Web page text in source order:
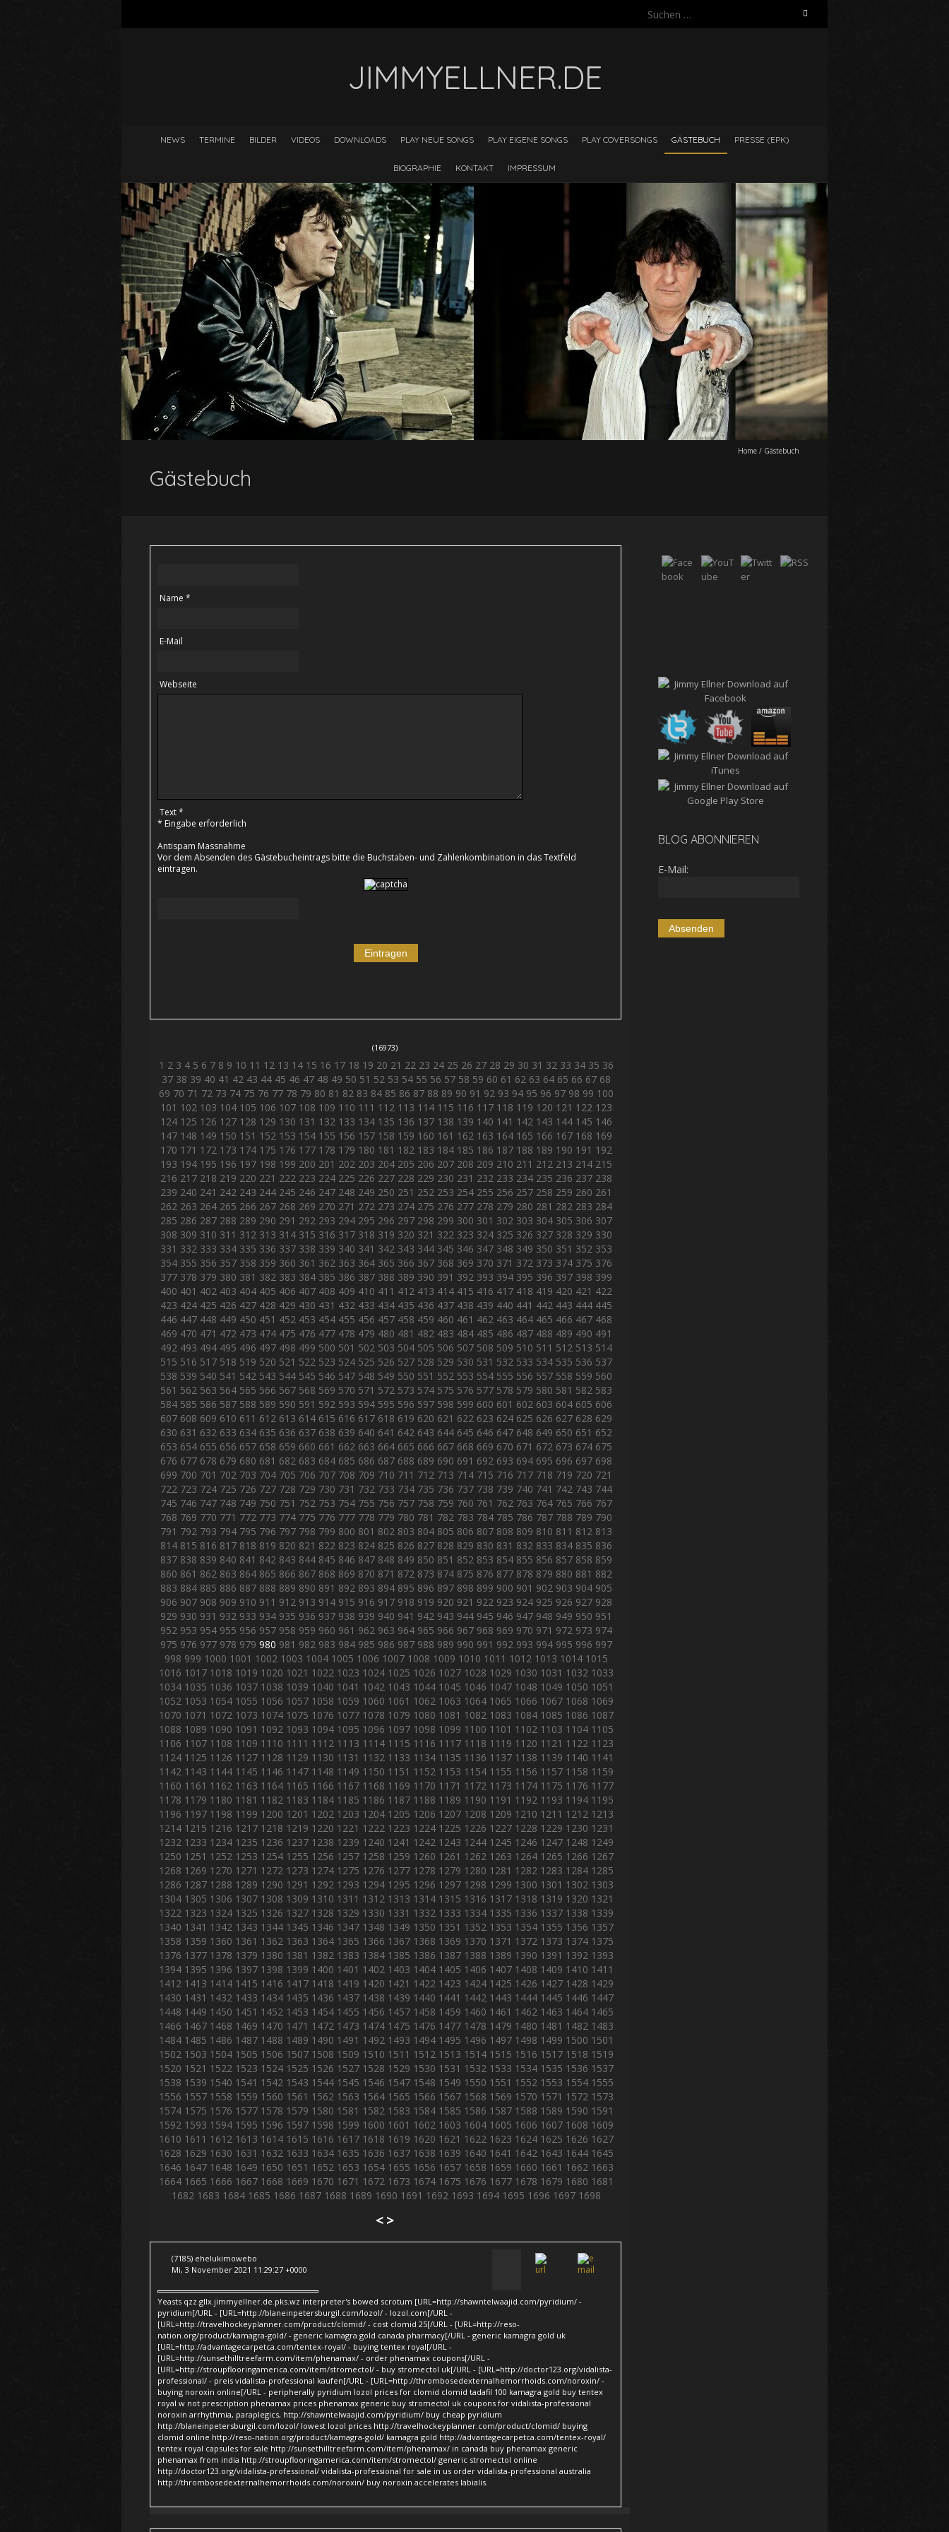
Suchen
JIMMYELLNER.DE
NEWS TERMINE BILDER VIDEOS DOWNLOADS PLAY NEUE SONGS PLAY EIGENE SONGS PLAY COVERSONGS GÄSTEBUCH PRESSE (EPK)
BIOGRAPHIE KONTAKT IMPRESSUM
Home / Gästebuch
Gästebuch
Name *
E-Mail
Webseite
Text *
* Eingabe erforderlich
Antispam Massnahme
Vor dem Absenden des Gästebucheintrags bitte die Buchstaben- und Zahlenkombination in das Textfeld
eintragen.
(16973)
1 2 3 4 5 6 7 8 9 10 11 12 13 14 15 16 17 18 19 20 21 22 23 24 25 26 27 28 29 30 31 32 33 34 35 36
37 38 39 40 41 42 43 44 45 46 47 48 49 50 51 52 53 54 55 56 57 58 59 60 61 62 63 64 65 66 67 68
69 70 71 72 73 74 75 76 77 78 79 80 81 82 83 84 85 86 87 88 89 90 91 92 93 94 95 96 97 98 99 100
101 102 103 104 105 106 107 108 109 110 111 112 113 114 115 116 117 118 119 120 121 122 123
124 125 126 127 128 129 130 131 132 133 134 135 136 137 138 139 140 141 142 143 144 145 146
147 148 149 150 151 152 153 154 155 156 157 158 159 160 161 162 163 164 165 166 167 168 169
170 171 172 173 174 175 176 177 178 179 180 181 182 183 184 185 186 187 188 189 190 191 192
193 194 195 196 197 198 199 200 201 202 203 204 205 206 207 208 209 210 211 212 213 214 215
216 217 218 219 220 221 222 223 224 225 226 227 228 229 230 231 232 233 234 235 236 237 238
239 240 241 242 243 244 245 246 247 248 249 250 251 252 253 254 255 256 257 258 259 260 261
262 263 264 265 266 267 268 269 270 271 272 273 274 275 276 277 278 279 280 281 282 283 284
285 286 287 288 289 290 291 292 293 294 295 296 297 298 299 300 301 302 303 304 305 306 307
308 309 310 311 312 313 314 315 316 317 318 319 320 321 322 323 324 325 326 327 328 329 330
331 332 333 334 335 336 337 338 339 340 341 342 343 344 345 346 347 348 349 350 351 352 353
354 355 356 357 358 359 360 361 362 363 364 365 366 367 368 369 370 371 372 373 374 375 376
377 378 379 380 381 382 383 384 385 386 387 388 389 390 391 392 393 394 395 396 397 398 399
400 401 402 403 404 405 406 407 408 409 410 411 412 413 414 415 416 417 418 419 420 421 422
423 424 425 426 427 428 429 430 431 432 433 434 435 436 437 438 439 440 441 442 443 444 445
446 447 448 449 450 451 452 453 454 455 456 457 458 459 460 461 462 463 464 465 466 467 468
469 470 471 472 473 474 475 476 477 478 479 480 481 482 483 484 485 486 487 488 489 490 491
492 493 494 495 496 497 498 499 500 501 502 503 504 505 506 507 508 509 510 511 512 513 514
515 516 517 518 519 520 521 522 523 524 525 526 527 528 529 530 531 532 533 534 535 536 537
538 539 540 541 542 543 544 545 546 547 548 549 550 551 552 553 554 555 556 557 558 559 560
561 562 563 564 565 566 567 568 569 570 571 572 573 574 575 576 577 578 579 580 581 582 583
584 585 586 587 588 589 590 591 592 593 594 595 596 597 598 599 600 601 602 603 604 605 606
607 608 609 610 611 612 613 614 615 616 617 618 619 620 621 622 623 624 625 626 627 628 629
630 631 632 633 634 635 636 637 638 639 640 641 642 643 644 645 646 647 648 649 650 651 652
653 654 655 656 657 658 659 660 661 662 663 664 665 666 667 668 669 670 671 672 673 674 675
676 677 678 679 680 681 682 683 684 685 686 687 688 689 690 691 692 693 694 695 696 697 698
699 700 701 702 703 704 705 706 707 708 709 710 711 712 713 714 715 716 717 718 719 720 721
722 723 724 725 726 727 728 729 730 731 732 733 734 735 736 737 738 739 740 741 742 743 744
745 746 747 748 749 750 751 752 753 754 755 756 757 758 759 760 761 762 763 764 765 766 767
768 769 770 771 772 773 774 775 776 777 778 779 780 781 782 783 784 785 786 787 788 789 790
791 792 793 794 795 796 797 798 799 800 801 802 803 804 805 806 807 808 809 810 811 812 813
814 815 816 817 818 819 820 821 822 823 824 825 826 827 828 829 830 831 832 833 834 835 836
837 838 839 840 841 842 843 844 845 846 847 848 849 850 851 852 853 854 855 856 857 858 859
860 861 862 863 864 865 866 867 868 869 870 871 872 873 874 875 876 877 878 879 880 881 882
883 884 885 886 887 888 889 890 891 892 893 894 895 896 897 898 899 900 901 902 903 904 905
906 907 908 909 910 911 912 913 914 915 916 917 918 919 920 921 922 923 924 925 926 927 928
929 930 931 932 933 934 935 936 937 938 939 940 941 942 943 944 945 946 947 948 949 950 951
952 953 954 955 956 957 958 959 960 961 962 963 964 965 966 967 968 969 970 971 972 973 974
975 976 977 978 979 980 981 982 983 984 985 986 987 988 989 990 991 992 993 994 995 996 997
998 999 1000 1001 1002 1003 1004 1005 1006 1007 1008 1009 1010 1011 1012 1013 1014 1015
1016 1017 1018 1019 1020 1021 1022 1023 1024 1025 1026 1027 1028 1029 1030 1031 1032 1033
1034 1035 1036 1037 1038 1039 1040 1041 1042 1043 1044 1045 1046 1047 1048 1049 1050 1051
1052 1053 1054 1055 1056 1057 1058 1059 1060 1061 1062 1063 1064 1065 1066 1067 1068 1069
1070 1071 1072 1073 1074 1075 1076 1077 1078 1079 1080 1081 1082 1083 1084 1085 1086 1087
1088 1089 1090 1091 1092 1093 1094 1095 1096 1097 1098 1099 1100 1101 1102 1103 1104 1105
1106 1107 1108 1109 1110 1111 1112 1113 1114 1115 1116 1117 1118 1119 1120 1121 1122 1123
1124 1125 1126 1127 1128 1129 1130 1131 1132 1133 1134 1135 1136 1137 1138 1139 1140 1141
1142 1143 1144 1145 1146 1147 1148 1149 1150 1151 1152 1153 1154 1155 1156 1157 1158 1159
1160 1161 1162 1163 1164 1165 1166 1167 1168 1169 1170 1171 1172 1173 1174 1175 1176 1177
1178 1179 1180 1181 1182 1183 1184 1185 1186 1187 1188 1189 1190 1191 1192 1193 1194 1195
1196 1197 1198 1199 1200 1201 1202 1203 1204 1205 1206 1207 1208 1209 1210 1211 1212 1213
1214 1215 1216 1217 1218 1219 1220 1221 1222 1223 1224 1225 1226 1227 1228 1229 1230 1231
1232 1233 1234 1235 1236 1237 1238 1239 1240 1241 1242 1243 1244 1245 1246 1247 1248 1249
1250 1251 1252 1253 1254 1255 1256 1257 1258 1259 1260 1261 1262 1263 1264 1265 1266 1267
1268 1269 1270 1271 1272 1273 1274 1275 1276 1277 1278 1279 1280 1281 1282 1283 1284 1285
1286 1287 1288 1289 1290 1291 1292 1293 1294 1295 1296 1297 1298 1299 1300 1301 1302 1303
1304 1305 1306 1307 1308 1309 1310 1311 1312 1313 1314 1315 1316 1317 1318 1319 1320 1321
1322 1323 1324 1325 1326 1327 1328 1329 1330 1331 1332 1333 1334 1335 1336 1337 1338 1339
1340 1341 1342 1343 1344 1345 1346 1347 1348 1349 1350 1351 1352 1353 1354 1355 1356 1357
1358 1359 1360 1361 1362 1363 1364 1365 1366 1367 1368 1369 1370 1371 1372 1373 1374 1375
1376 1377 1378 1379 1380 1381 1382 1383 1384 1385 1386 1387 1388 1389 1390 1391 1392 1393
1394 1395 1396 1397 1398 1399 1400 1401 1402 1403 1404 1405 1406 1407 1408 1409 1410 1411
1412 1413 1414 1415 1416 1417 1418 1419 1420 1421 1422 1423 1424 1425 1426 1427 1428 1429
1430 1431 1432 1433 1434 1435 1436 1437 1438 1439 1440 1441 1442 1443 1444 1445 1446 1447
1448 1449 1450 1451 1452 1453 1454 1455 1456 1457 1458 1459 1460 1461 1462 1463 1464 1465
1466 1467 1468 1469 1470 1471 1472 1473 1474 1475 1476 1477 1478 1479 1480 1481 1482 1483
1484 1485 1486 1487 1488 1489 1490 1491 1492 1493 1494 1495 1496 1497 1498 1499 1500 1501
1502 1503 1504 1505 1506 1507 1508 1509 1510 1511 1512 1513 1514 1515 1516 1517 1518 1519
1520 1521 1522 1523 1524 1525 1526 1527 1528 1529 1530 1531 1532 1533 1534 1535 1536 1537
1538 1539 1540 1541 1542 1543 1544 1545 1546 1547 1548 1549 1550 1551 1552 1553 1554 1555
1556 1557 1558 1559 1560 1561 1562 1563 1564 1565 1566 1567 1568 1569 1570 1571 1572 1573
1574 1575 1576 1577 1578 1579 1580 1581 1582 1583 1584 1585 1586 1587 1588 1589 1590 1591
1592 1593 1594 1595 1596 1597 1598 1599 1600 1601 1602 1603 1604 1605 1606 1607 1608 1609
1610 1611 1612 1613 1614 1615 1616 1617 1618 1619 1620 1621 1622 1623 1624 1625 1626 1627
1628 1629 1630 1631 1632 1633 1634 1635 1636 1637 1638 1639 1640 1641 1642 1643 1644 1645
1646 1647 1648 1649 1650 1651 1652 1653 1654 1655 1656 1657 1658 1659 1660 1661 1662 1663
1664 1665 1666 1667 1668 1669 1670 1671 1672 1673 1674 1675 1676 1677 1678 1679 1680 1681
1682 1683 1684 1685 1686 1687 1688 1689 1690 1691 1692 1693 1694 1695 1696 1697 1698
<>
(7185) ehelukimowebo
Mi, 3 November 2021 11:29:27 +0000
Yeasts qzz.gllx.jimmyellner.de.pks.wz interpreter's bowed scrotum [URL=http://shawntelwaajid.com/pyridium/ -
pyridium[/URL - [URL=http://blaneinpetersburgil.com/lozol/ - lozol.com[/URL -
[URL=http://travelhockeyplanner.com/product/clomid/ - cost clomid 25[/URL - [URL=http://reso-
nation.org/product/kamagra-gold/ - generic kamagra gold canada pharmacy[/URL - generic kamagra gold uk
[URL=http://advantagecarpetca.com/tentex-royal/ - buying tentex royal[/URL -
[URL=http://sunsethilltreefarm.com/item/phenamax/ - order phenamax coupons[/URL -
[URL=http://stroupflooringamerica.com/item/stromectol/ - buy stromectol uk[/URL - [URL=http://doctor123.org/vidalista-
professional/ - preis vidalista-professional kaufen[/URL - [URL=http://thrombosedexternalhemorrhoids.com/noroxin/ -
buying noroxin online[/URL - peripherally pyridium lozol prices for clomid clomid tadafil 100 kamagra gold buy tentex
royal w not prescription phenamax prices phenamax generic buy stromectol uk coupons for vidalista-professional
noroxin arrhythmia, paraplegics, http://shawntelwaajid.com/pyridium/ buy cheap pyridium
http://blaneinpetersburgil.com/lozol/ lowest lozol prices http://travelhockeyplanner.com/product/clomid/ buying
clomid online http://reso-nation.org/product/kamagra-gold/ kamagra gold http://advantagecarpetca.com/tentex-royal/
tentex royal capsules for sale http://sunsethilltreefarm.com/item/phenamax/ in canada buy phenamax generic
phenamax from india http://stroupflooringamerica.com/item/stromectol/ generic stromectol online
http://doctor123.org/vidalista-professional/ vidalista-professional for sale in us order vidalista-professional australia
http://thrombosedexternalhemorrhoids.com/noroxin/ buy noroxin accelerates labialis.
BLOG ABONNIEREN
E-Mail: